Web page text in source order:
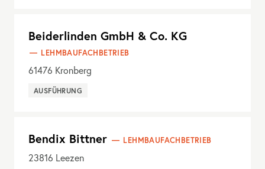
Beiderlinden GmbH & Co. KG
LEHMBAUFACHBETRIEB
61476 Kronberg
AUSFÜHRUNG
Bendix Bittner LEHMBAUFACHBETRIEB
23816 Leezen